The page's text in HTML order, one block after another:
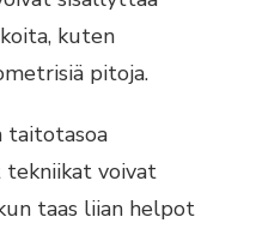
kuten
pitoja.
taitotasoa
tekniikat voivat
taas liian helpot